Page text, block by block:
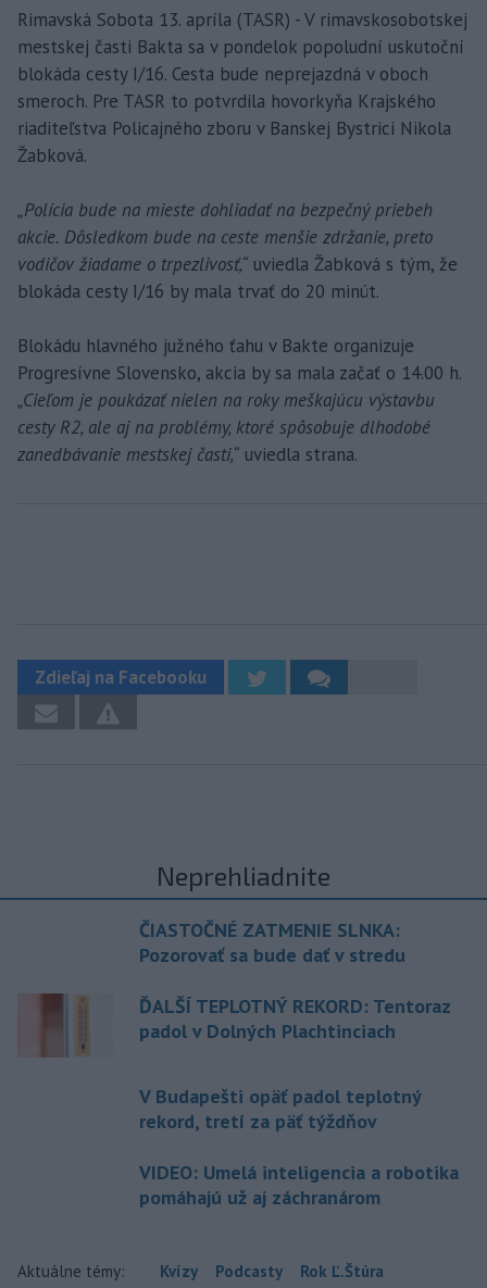
Rimavská Sobota 13. apríla (TASR) - V rimavskosobotskej
mestskej časti Bakta sa v pondelok popoludní uskutoční
blokáda cesty I/16. Cesta bude neprejazdná v oboch
smeroch. Pre TASR to potvrdila hovorkyňa Krajského
riaditeľstva Policajného zboru v Banskej Bystrici Nikola
Žabková.
„Polícia bude na mieste dohliadať na bezpečný priebeh
akcie. Dôsledkom bude na ceste menšie zdržanie, preto
vodičov žiadame o trpezlivosť,“ uviedla Žabková s tým, že
blokáda cesty I/16 by mala trvať do 20 minút.
Blokádu hlavného južného ťahu v Bakte organizuje
Progresívne Slovensko, akcia by sa mala začať o 14.00 h.
„Cieľom je poukázať nielen na roky meškajúcu výstavbu
cesty R2, ale aj na problémy, ktoré spôsobuje dlhodobé
zanedbávanie mestskej časti,“ uviedla strana.
Zdieľaj na Facebooku
Neprehliadnite
ČIASTOČNÉ ZATMENIE SLNKA:
Pozorovať sa bude dať v stredu
ĎALŠÍ TEPLOTNÝ REKORD: Tentoraz
padol v Dolných Plachtinciach
V Budapešti opäť padol teplotný
rekord, tretí za päť týždňov
VIDEO: Umelá inteligencia a robotika
pomáhajú už aj záchranárom
Aktuálne témy: Kvízy Podcasty Rok Ľ.Štúra